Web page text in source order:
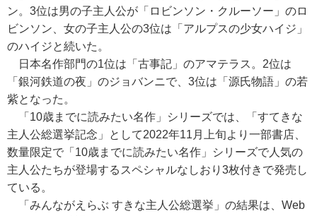
ン。3位は男の子主人公が「ロビンソン・クルーソー」のロ
ビンソン、女の子主人公の3位は「アルプスの少女ハイジ」
のハイジと続いた。
日本名作部門の1位は「古事記」のアマテラス。2位は
「銀河鉄道の夜」のジョバンニで、3位は「源氏物語」の若
紫となった。
「10歳までに読みたい名作」シリーズでは、「すてきな
主人公総選挙記念」として2022年11月上旬より一部書店、
数量限定で「10歳までに読みたい名作」シリーズで人気の
主人公たちが登場するスペシャルなしおり3枚付きで発売し
ている。
「みんながえらぶ すきな主人公総選挙」の結果は、Web